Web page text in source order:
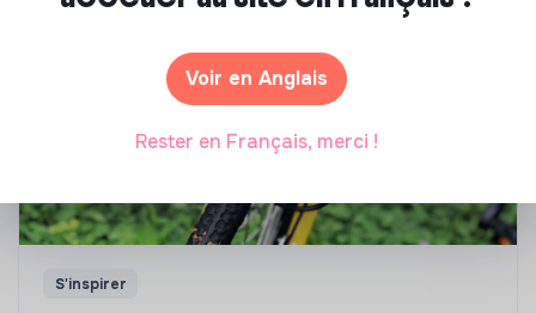
S'inspirer
Voir en Anglais
Rester en Français, merci !